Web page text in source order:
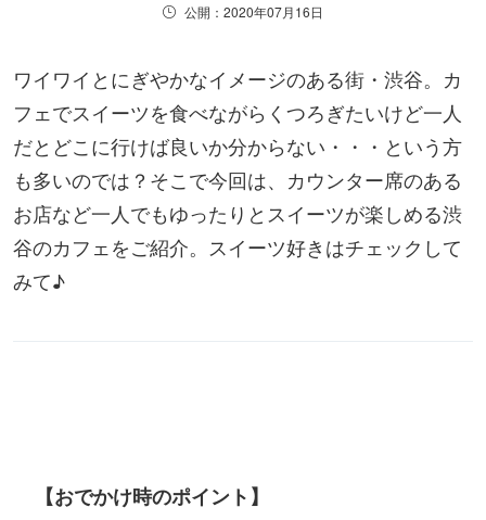
公開：2020年07月16日
ワイワイとにぎやかなイメージのある街・渋谷。カ
フェでスイーツを食べながらくつろぎたいけど一人
だとどこに行けば良いか分からない・・・という方
も多いのでは？そこで今回は、カウンター席のある
お店など一人でもゆったりとスイーツが楽しめる渋
谷のカフェをご紹介。スイーツ好きはチェックして
みて♪
【おでかけ時のポイント】